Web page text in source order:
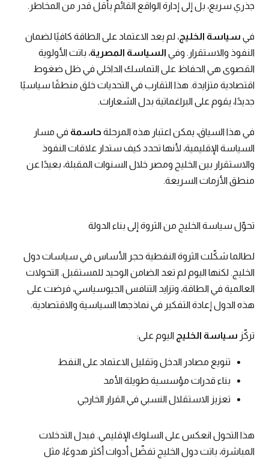
جذري سريع، بل إلى إدارة الواقع القائم بأقل قدر من المخاطر.
في سياسة الخليج، لم يعد الاعتماد على الطاقة كافيًا لضمان
النفوذ والاستقرار. وفي السياسة المصرية، باتت الأولوية
القصوى هي الحفاظ على التماسك الداخلي في ظل ضغوط
اقتصادية متزايدة. هذا التقارب في التحديات خلق منطقًا سياسيًا
جديدًا، يقوم على البراغماتية بدل الشعارات.
في هذا السياق، يمكن اعتبار هذه المرحلة حاسمة في مسار
السياسة الإقليمية، لأنها تحدد كيف ستدار علاقات النفوذ
والاستقرار بين الخليج ومصر خلال السنوات المقبلة، بعيدًا عن
منطق الأزمات السريعة.
تحوّل سياسة الخليج من الثروة إلى بناء الدولة
لطالما شكّلت الثروة النفطية حجر الأساس في سياسات دول
الخليج. لكنها اليوم لم تعد الضامن الوحيد للمستقبل. التحولات
العالمية في الطاقة، وتزايد التنافس الجيوسياسي، فرضت على
هذه الدول إعادة التفكير في نماذجها السياسية والاقتصادية.
تركّز سياسة الخليج اليوم على:
تنويع مصادر الدخل وتقليل الاعتماد على النفط
بناء قدرات مؤسسية طويلة الأمد
تعزيز الاستقلال النسبي في القرار الخارجي
هذا التحول انعكس على السلوك الإقليمي. فبدل التدخلات
المباشرة، باتت دول الخليج تفضّل أدوات أكثر هدوءًا، مثل